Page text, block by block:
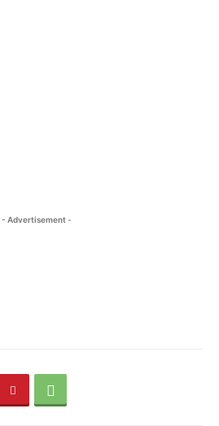
- Advertisement -